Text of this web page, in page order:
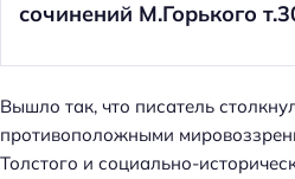
сочинений М.Горького
Вышло так, что писатель
противоположными
Толстого и социально-